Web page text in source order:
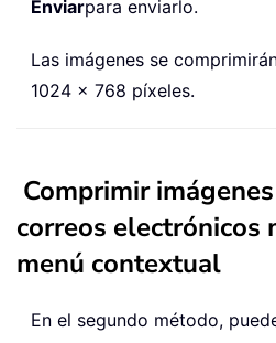
Enviarpara enviarlo.
Las imágenes se
1024 × 768 píxeles.
Comprimir
correos electrónicos
menú contextual
En el segundo método,